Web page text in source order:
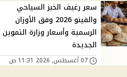
سعر رغيف الخبز السياحي
والفينو 2026 وفق الأوزان
الرسمية وأسعار وزارة التموين
الجديدة
07 أغسطس, 2026 11:31 ص